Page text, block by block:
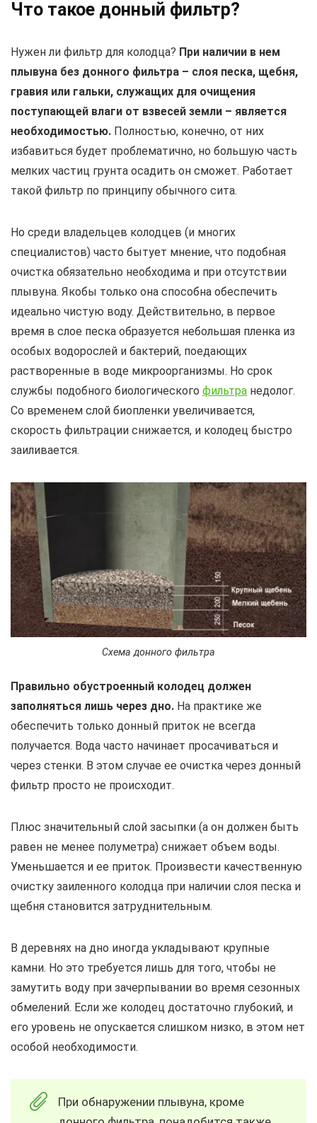
Что такое донный фильтр?
Нужен ли фильтр для колодца? При наличии в нем
плывуна без донного фильтра – слоя песка, щебня,
гравия или гальки, служащих для очищения
поступающей влаги от взвесей земли – является
необходимостью. Полностью, конечно, от них
избавиться будет проблематично, но большую часть
мелких частиц грунта осадить он сможет. Работает
такой фильтр по принципу обычного сита.
Но среди владельцев колодцев (и многих
специалистов) часто бытует мнение, что подобная
очистка обязательно необходима и при отсутствии
плывуна. Якобы только она способна обеспечить
идеально чистую воду. Действительно, в первое
время в слое песка образуется небольшая пленка из
особых водорослей и бактерий, поедающих
растворенные в воде микроорганизмы. Но срок
службы подобного биологического фильтра недолог.
Со временем слой биопленки увеличивается,
скорость фильтрации снижается, и колодец быстро
заиливается.
Схема донного фильтра
Правильно обустроенный колодец должен
заполняться лишь через дно. На практике же
обеспечить только донный приток не всегда
получается. Вода часто начинает просачиваться и
через стенки. В этом случае ее очистка через донный
фильтр просто не происходит.
Плюс значительный слой засыпки (а он должен быть
равен не менее полуметра) снижает объем воды.
Уменьшается и ее приток. Произвести качественную
очистку заиленного колодца при наличии слоя песка и
щебня становится затруднительным.
В деревнях на дно иногда укладывают крупные
камни. Но это требуется лишь для того, чтобы не
замутить воду при зачерпывании во время сезонных
обмелений. Если же колодец достаточно глубокий, и
его уровень не опускается слишком низко, в этом нет
особой необходимости.
При обнаружении плывуна, кроме